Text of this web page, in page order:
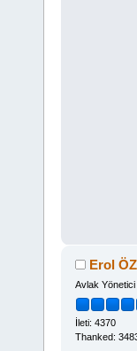
Erol
Avlak Yönetici
İleti: 4370
Thanked: